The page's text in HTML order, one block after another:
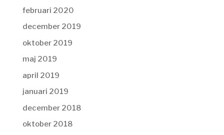
februari 2020
december 2019
oktober 2019
maj 2019
april 2019
januari 2019
december 2018
oktober 2018